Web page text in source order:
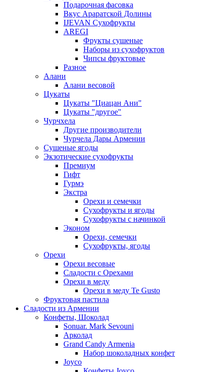
Подарочная фасовка
Вкус Араратской Долины
IJEVAN Сухофрукты
AREGI
Фрукты сушеные
Наборы из сухофруктов
Чипсы фруктовые
Разное
Алани
Алани весовой
Цукаты
Цукаты "Циацан Ани"
Цукаты "другое"
Чурчхела
Другие производители
Чурчела Дары Армении
Сушеные ягоды
Экзотические сухофрукты
Премиум
Гифт
Гурмэ
Экстра
Орехи и семечки
Сухофрукты и ягоды
Сухофрукты с начинкой
Эконом
Орехи, семечки
Сухофрукты, ягоды
Орехи
Орехи весовые
Сладости с Орехами
Орехи в меду
Орехи в меду Te Gusto
Фруктовая пастила
Сладости из Армении
Конфеты, Шоколад
Sonuar. Mark Sevouni
Арколад
Grand Candy Armenia
Набор шоколадных конфет
Joyco